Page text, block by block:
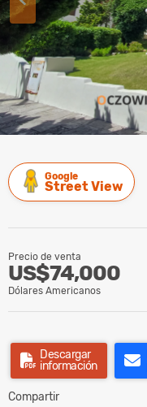
Google
Street View
Precio de venta
US$74,000
Dólares Americanos
Descargar
información
Compartir